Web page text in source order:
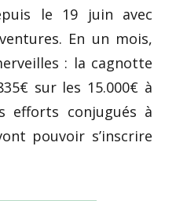
le 19 juin avec
En un mois,
: la cagnotte
sur les 15.000€ à
efforts conjugués à
pouvoir s’inscrire